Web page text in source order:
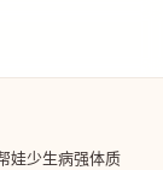
娃少生病强体质